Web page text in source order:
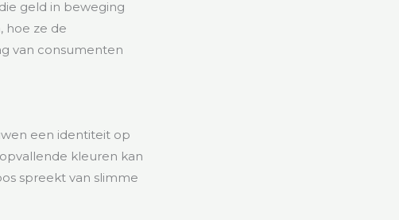
geld in beweging
hoe ze de
van consumenten
een identiteit op
kleuren kan
spreekt van slimme